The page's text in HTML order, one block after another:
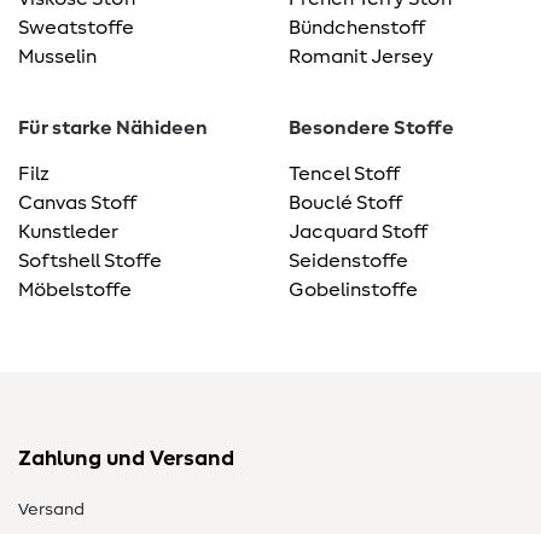
Sweatstoffe
Musselin
Bündchenstoff
Romanit Jersey
Für starke Nähideen
Filz
Canvas Stoff
Kunstleder
Softshell Stoffe
Möbelstoffe
Besondere Stoffe
Tencel Stoff
Bouclé Stoff
Jacquard Stoff
Seidenstoffe
Gobelinstoffe
Zahlung und Versand
Versand